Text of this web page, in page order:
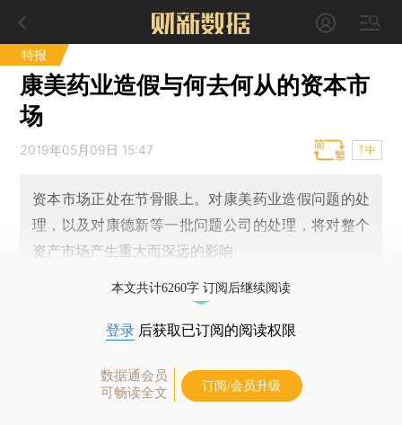
特报
康美药业造假与何去何从的资本市
场
2019年05月09日 15:47 T中
资本市场正处在节骨眼上。对康美药业造假问题的处
理，以及对康德新等一批问题公司的处理，将对整个
资产市场产生重大而深远的影响
本文共计6260字 订阅后继续阅读
登录 后获取已订阅的阅读权限
数据通会员
可畅读全文
订阅/会员升级